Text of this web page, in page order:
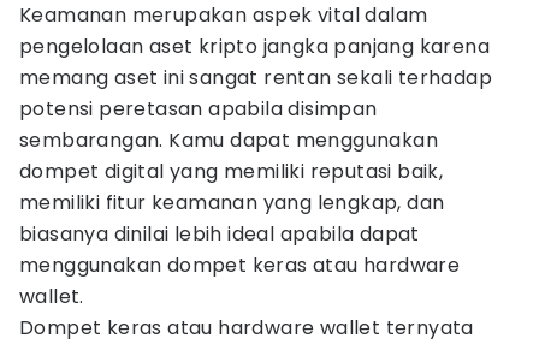
Keamanan merupakan aspek vital dalam
pengelolaan aset kripto jangka panjang karena
memang aset ini sangat rentan sekali terhadap
potensi peretasan apabila disimpan
sembarangan. Kamu dapat menggunakan
dompet digital yang memiliki reputasi baik,
memiliki fitur keamanan yang lengkap, dan
biasanya dinilai lebih ideal apabila dapat
menggunakan dompet keras atau hardware
wallet.
Dompet keras atau hardware wallet ternyata